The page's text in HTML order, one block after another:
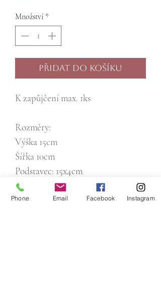
Množství *
Přidat do košíku
K zapůjčení max. 1ks
Rozměry:
Výška 15cm
Šířka 10cm
Podstavec: 15x4cm
Phone Email Facebook Instagram